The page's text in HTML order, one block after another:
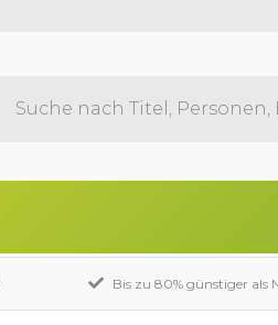
Bis zu 80% günstiger als